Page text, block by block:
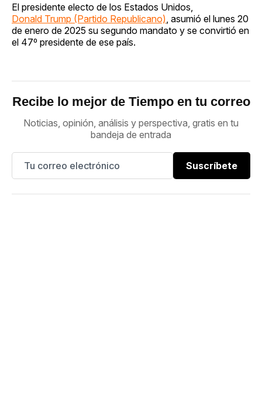
El presidente electo de los Estados Unidos,
Donald Trump (Partido Republicano) , asumió el lunes 20
de enero de 2025 su segundo mandato y se convirtió en
el 47º presidente de ese país.
Recibe lo mejor de Tiempo en tu correo
Noticias, opinión, análisis y perspectiva, gratis en tu
bandeja de entrada
Suscríbete